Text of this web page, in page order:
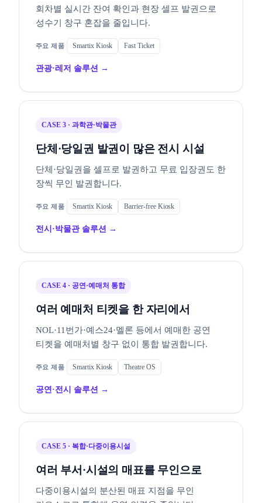
회차별 실시간 잔여 확인과 현장 셀프 발권으로
성수기 창구 혼잡을 줄입니다.
Smartix Kiosk Fast Ticket
관광·레저 솔루션 →
CASE 3 · 과학관·박물관
단체·당일권 발권이 많은 전시 시설
단체·당일권을 셀프로 발권하고 무료 입장권도 한
장씩 무인 발권합니다.
Smartix Kiosk Barrier-free Kiosk
전시·박물관 솔루션 →
CASE 4 · 공연·예매처 통합
여러 예매처 티켓을 한 자리에서
NOL·11번가·예스24·멜론 등에서 예매한 공연
티켓을 예매처별 창구 없이 통합 발권합니다.
Smartix Kiosk Theatre OS
공연·전시 솔루션 →
CASE 5 · 복합·다중이용시설
여러 부서·시설의 매표를 무인으로
다중이용시설의 분산된 매표 지점을 무인